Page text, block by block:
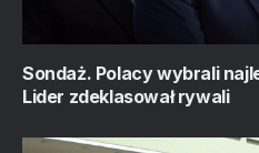
Sondaż. Polacy wybrali
Lider zdeklasował rywali